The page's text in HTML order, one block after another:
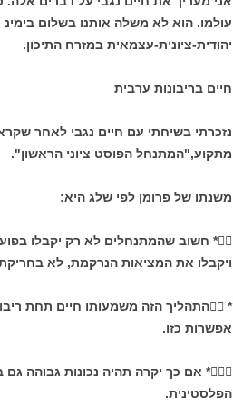
עולמו. הוא לא משלה אותנו בשלום
יהודית-ציונית-עצמאית במזרח התיכון.
חיים בריבונות ערבית
נזכרתי בשיחתי עם חיים נגבי לאחר
מתקוע,"המתנחל הפוסט ציוני הראשון".
משנתו של פרומן לפי שלג היא:
* חשוב שהמתנחלים לא רק יקבלו
ויקבלו את המציאות הנרקמת, לא
*
התהליך הזה משמעותו חיים תחת
אפשרות כזו.
* אם כך יקרה תהיה נכונות גבוהה
הפלסטינית.